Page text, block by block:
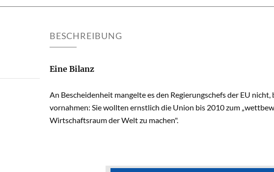
BESCHREIBUNG
Eine Bilanz
An Bescheidenheit mangelte es den Regierungschefs der EU
vornahmen: Sie wollten ernstlich die Union bis 2010 zum
Wirtschaftsraum der Welt zu machen".